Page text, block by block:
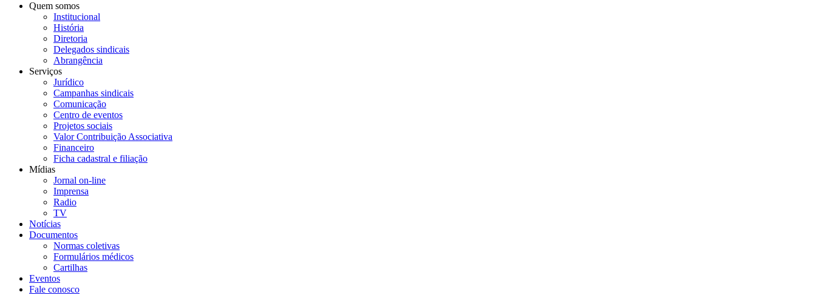
Quem somos
Institucional
História
Diretoria
Delegados sindicais
Abrangência
Serviços
Jurídico
Campanhas sindicais
Comunicação
Centro de eventos
Projetos sociais
Valor Contribuição Associativa
Financeiro
Ficha cadastral e filiação
Mídias
Jornal on-line
Imprensa
Radio
TV
Notícias
Documentos
Normas coletivas
Formulários médicos
Cartilhas
Eventos
Fale conosco